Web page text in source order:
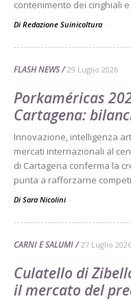
contenimento dei cinghiali
Di Redazione Suinicoltura -
FLASH NEWS 29 Luglio 2026
Porkaméricas
Cartagena:
Innovazione, intelligenza
mercati internazionali al
di Cartagena conferma la
punta a rafforzarne
Di Sara Nicolini -
CARNI E SALUMI 27 Luglio 2026
Culatello di
il mercato del